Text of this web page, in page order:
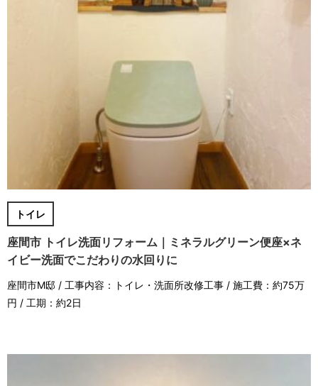
トイレ
座間市 トイレ洗面リフォーム｜ミネラルグリーン便座×ネ
イビー洗面でこだわりの水回りに
座間市M邸 / 工事内容：トイレ・洗面所改修工事 / 施工費：約75万
円 / 工期：約2日